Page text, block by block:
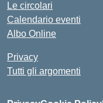
Le circolari
Calendario eventi
Albo Online
Privacy
Tutti gli argomenti